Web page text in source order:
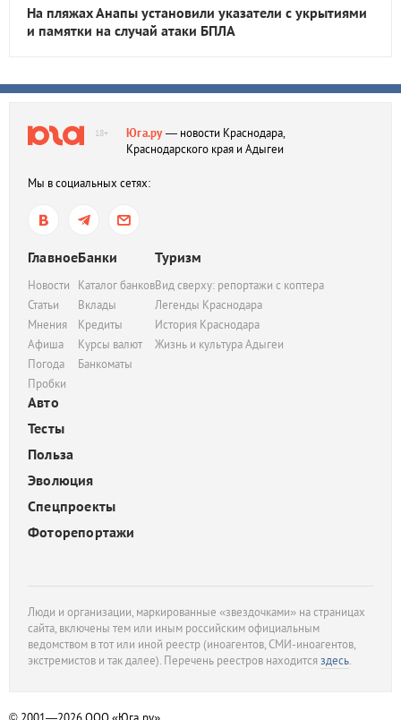
На пляжах Анапы установили указатели с укрытиями
и памятки на случай атаки БПЛА
18+ Юга.ру— новости Краснодара,
Краснодарского края и Адыгеи
Мы в социальных сетях:
Главное
Новости
Статьи
Мнения
Афиша
Погода
Пробки
Банки
Каталог банков
Вклады
Кредиты
Курсы валют
Банкоматы
Туризм
Вид сверху: репортажи с коптера
Легенды Краснодара
История Краснодара
Жизнь и культура Адыгеи
Авто
Тесты
Польза
Эволюция
Спецпроекты
Фоторепортажи
Люди и организации, маркированные «звездочками» на страницах
сайта, включены тем или иным российским официальным
ведомством в тот или иной реестр (иноагентов, СМИ-иноагентов,
экстремистов и так далее). Перечень реестров находитсяздесь.